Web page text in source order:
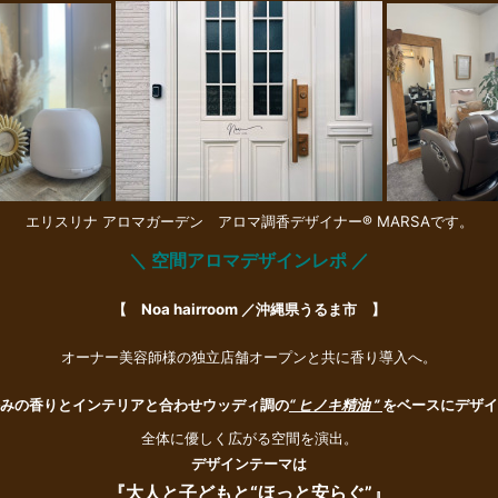
エリスリナ アロマガーデン アロマ調香デザイナー® MARSAです。
＼ 空間アロマデザインレポ ／
【 Noa hairroom ／沖縄県うるま市 】
オーナー美容師様の独立店舗オープンと共に香り導入へ。
の香りとインテリアと合わせウッディ調の“ ヒノキ精油 ”をベースにデザ
全体に優しく広がる空間を演出。
デザインテーマは
『大人と子どもと“ほっと安らぐ” 』